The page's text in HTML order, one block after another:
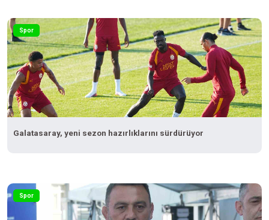
Spor
Galatasaray, yeni sezon hazırlıklarını sürdürüyor
Spor